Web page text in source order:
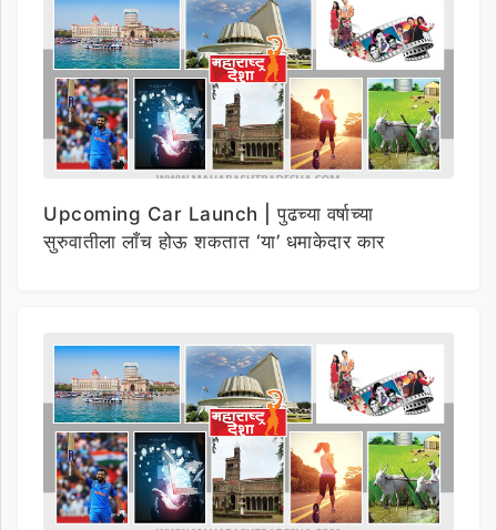
Upcoming Car Launch | पुढच्या वर्षाच्या
सुरुवातीला लाँच होऊ शकतात ‘या’ धमाकेदार कार